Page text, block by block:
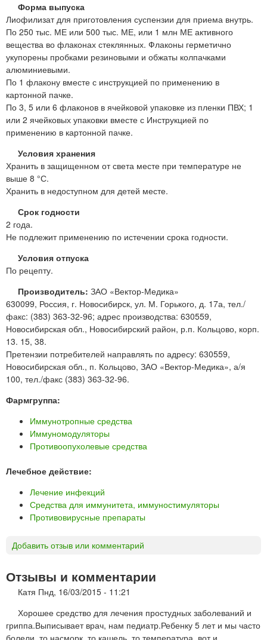
Форма выпуска
Лиофилизат для приготовления суспензии для приема внутрь.
По 250 тыс. МЕ или 500 тыс. МЕ, или 1 млн МЕ активного
вещества во флаконах стеклянных. Флаконы герметично
укупорены пробками резиновыми и обжаты колпачками
алюминиевыми.
По 1 флакону вместе с инструкцией по применению в
картонной пачке.
По 3, 5 или 6 флаконов в ячейковой упаковке из пленки ПВХ; 1
или 2 ячейковых упаковки вместе с Инструкцией по
применению в картонной пачке.
Условия хранения
Хранить в защищенном от света месте при температуре не
выше 8 °С.
Хранить в недоступном для детей месте.
Срок годности
2 года.
Не подлежит применению по истечении срока годности.
Условия отпуска
По рецепту.
Производитель: ЗАО «Вектор-Медика»
630099, Россия, г. Новосибирск, ул. М. Горького, д. 17а, тел./
факс: (383) 363-32-96; адрес производства: 630559,
Новосибирская обл., Новосибирский район, р.п. Кольцово, корп.
13. 15, 38.
Претензии потребителей направлять по адресу: 630559,
Новосибирская обл., п. Кольцово, ЗАО «Вектор-Медика», а/я
100, тел./факс (383) 363-32-96.
Фармгруппа:
Иммунотропные средства
Иммуномодуляторы
Противоопухолевые средства
Лечебное действие:
Лечение инфекций
Средства для иммунитета, иммуностимуляторы
Противовирусные препараты
Добавить отзыв или комментарий
Отзывы и комментарии
Катя Пнд, 16/03/2015 - 11:21
Хорошее средство для лечения простудных заболеваний и
гриппа.Выписывает врач, нам педиатр.Ребенку 5 лет и мы часто